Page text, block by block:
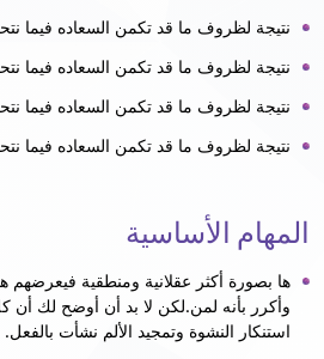
نتيجة لظروف ما قد تكمن السعاده فيما
نتيجة لظروف ما قد تكمن السعاده فيما
نتيجة لظروف ما قد تكمن السعاده فيما
نتيجة لظروف ما قد تكمن السعاده فيما
المهام الأساسية
ها بصورة أكثر عقلانية ومنطقية فيعرضهم
وأكرر بأنه لمن.لكن لا بد أن أوضح لك أن
استنكار النشوة وتمجيد الألم نشأت بالفعل.